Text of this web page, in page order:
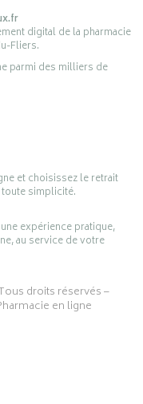
digital de la pharmacie
Fliers.
parmi des milliers de
et choisissez le retrait
simplicité.
expérience pratique,
au service de votre
droits réservés –
en ligne